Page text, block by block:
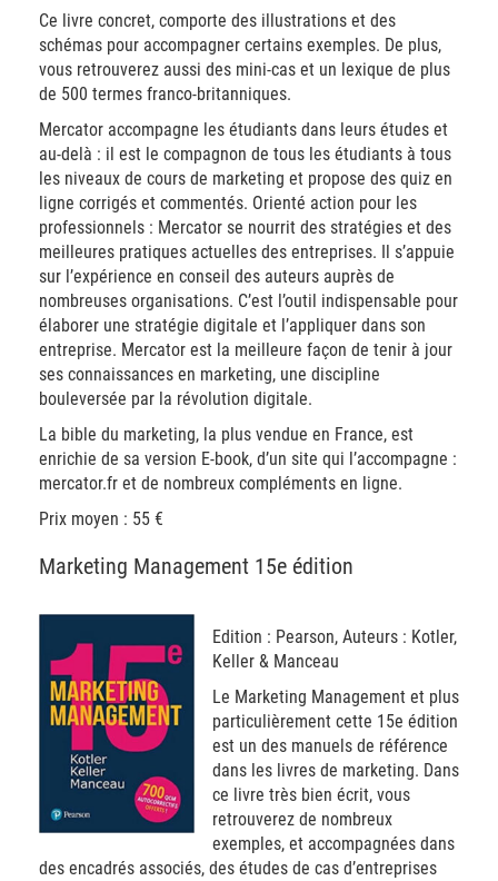
Ce livre concret, comporte des illustrations et des
schémas pour accompagner certains exemples. De plus,
vous retrouverez aussi des mini-cas et un lexique de plus
de 500 termes franco-britanniques.
Mercator accompagne les étudiants dans leurs études et
au-delà : il est le compagnon de tous les étudiants à tous
les niveaux de cours de marketing et propose des quiz en
ligne corrigés et commentés. Orienté action pour les
professionnels : Mercator se nourrit des stratégies et des
meilleures pratiques actuelles des entreprises. Il s’appuie
sur l’expérience en conseil des auteurs auprès de
nombreuses organisations. C’est l’outil indispensable pour
élaborer une stratégie digitale et l’appliquer dans son
entreprise. Mercator est la meilleure façon de tenir à jour
ses connaissances en marketing, une discipline
bouleversée par la révolution digitale.
La bible du marketing, la plus vendue en France, est
enrichie de sa version E-book, d’un site qui l’accompagne :
mercator.fr et de nombreux compléments en ligne.
Prix moyen : 55 €
Marketing Management 15e édition
Edition : Pearson, Auteurs : Kotler,
Keller & Manceau
Le Marketing Management et plus
particulièrement cette 15e édition
est un des manuels de référence
dans les livres de marketing. Dans
ce livre très bien écrit, vous
retrouverez de nombreux
exemples, et accompagnées dans
des encadrés associés, des études de cas d’entreprises